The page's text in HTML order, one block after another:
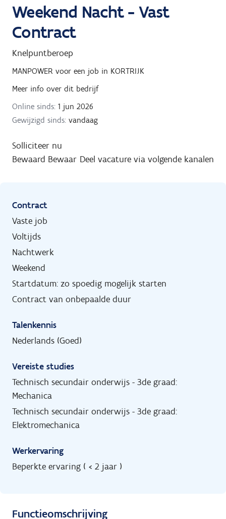
Weekend Nacht - Vast
Contract
Knelpuntberoep
MANPOWER voor een job in KORTRIJK
Meer info over dit bedrijf
Online sinds: 1 jun 2026
Gewijzigd sinds: vandaag
Solliciteer nu
Bewaard Bewaar Deel vacature via volgende kanalen
Contract
Vaste job
Voltijds
Nachtwerk
Weekend
Startdatum: zo spoedig mogelijk starten
Contract van onbepaalde duur
Talenkennis
Nederlands (Goed)
Vereiste studies
Technisch secundair onderwijs - 3de graad:
Mechanica
Technisch secundair onderwijs - 3de graad:
Elektromechanica
Werkervaring
Beperkte ervaring ( < 2 jaar )
Functieomschrijving